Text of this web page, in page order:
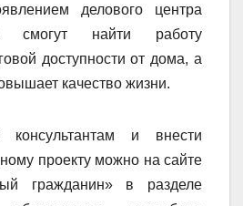
делового центра
смогут найти работу
доступности от дома, а
качество жизни.
консультантам и внести
проекту можно на сайте
гражданин» в разделе